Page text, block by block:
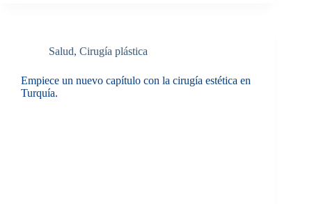
Salud, Cirugía plástica
Empiece un nuevo capítulo con la cirugía estética en
Turquía.